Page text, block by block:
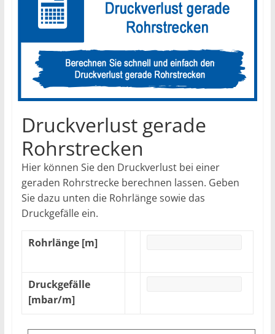
Druckverlust gerade
Rohrstrecken
Hier können Sie den Druckverlust bei einer
geraden Rohrstrecke berechnen lassen. Geben
Sie dazu unten die Rohrlänge sowie das
Druckgefälle ein.
Rohrlänge [m]
Druckgefälle
[mbar/m]